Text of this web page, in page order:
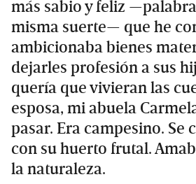
más sabio y feliz
misma suerte— que he
ambicionaba bienes
dejarles profesión a sus
quería que vivieran las
esposa, mi abuela
pasar. Era campesino. Se
con su huerto frutal.
la naturaleza.